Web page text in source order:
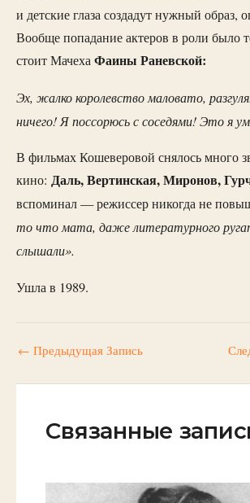
и детские глаза создадут нужный образ,
Вообще попадание актеров в роли было
стоит МачехаФаины Раневской:
Эх, жалко королевство маловато,
ничего! Я поссорюсь с соседями! Это я
В фильмах Кошеверовой снялось много
кино: Даль, Вертинская, Миронов,
вспоминал — режиссер никогда не
то что мата, даже литературного
слышали».
Ушла в 1989.
← Предыдущая Запись
Связанные